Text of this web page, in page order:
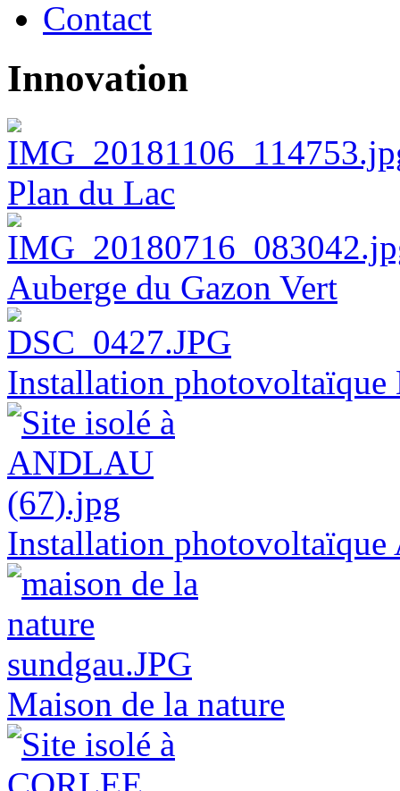
Contact
Innovation
Plan du Lac
Auberge du Gazon Vert
Installation
Installation
Maison de la nature